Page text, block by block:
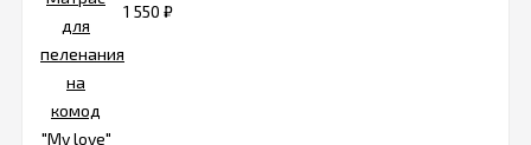
1 550 ₽